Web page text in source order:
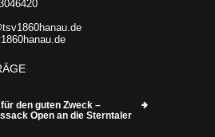
den guten Zweck –
Open an die Sterntaler